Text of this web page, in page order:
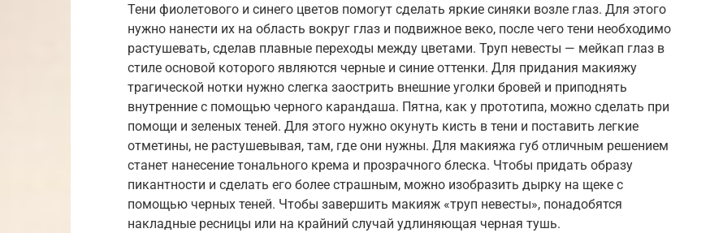
Тени фиолетового и синего цветов помогут сделать яркие синяки возле глаз. Для этого
нужно нанести их на область вокруг глаз и подвижное веко, после чего тени необходимо
растушевать, сделав плавные переходы между цветами. Труп невесты — мейкап глаз в
стиле основой которого являются черные и синие оттенки. Для придания макияжу
трагической нотки нужно слегка заострить внешние уголки бровей и приподнять
внутренние с помощью черного карандаша. Пятна, как у прототипа, можно сделать при
помощи и зеленых теней. Для этого нужно окунуть кисть в тени и поставить легкие
отметины, не растушевывая, там, где они нужны. Для макияжа губ отличным решением
станет нанесение тонального крема и прозрачного блеска. Чтобы придать образу
пикантности и сделать его более страшным, можно изобразить дырку на щеке с
помощью черных теней. Чтобы завершить макияж «труп невесты», понадобятся
накладные ресницы или на крайний случай удлиняющая черная тушь.